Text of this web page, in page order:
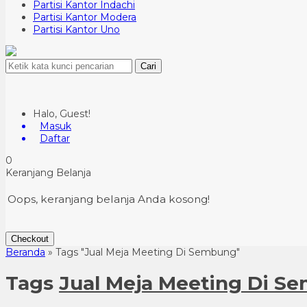
Partisi Kantor Indachi
Partisi Kantor Modera
Partisi Kantor Uno
Cari
Halo, Guest!
Masuk
Daftar
0
Keranjang Belanja
Oops, keranjang belanja Anda kosong!
Checkout
Beranda » Tags "Jual Meja Meeting Di Sembung"
Tags Jual Meja Meeting Di